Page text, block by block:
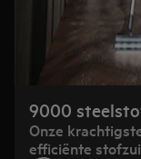
9000
Onze
efficiënte